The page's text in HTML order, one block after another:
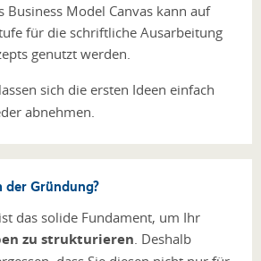
Business Model Canvas kann auf
für die schriftliche Ausarbeitung
genutzt werden.
sich die ersten Ideen einfach
abnehmen.
der Gründung?
das solide Fundament, um Ihr
zu strukturieren . Deshalb